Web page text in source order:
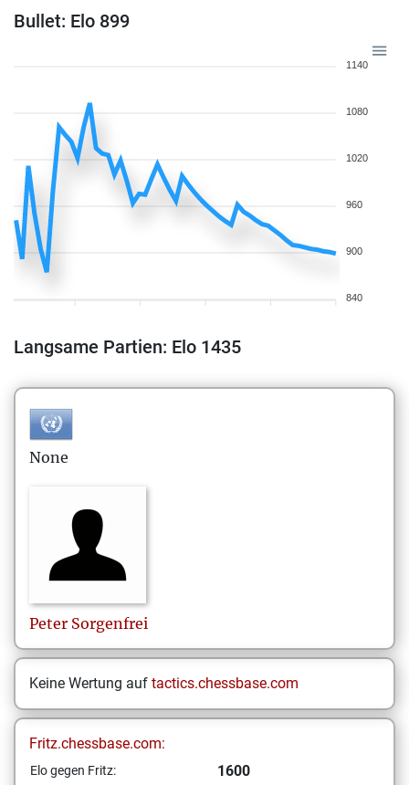
Bullet: Elo 899
1140
1080
1020
960
900
840
Langsame Partien: Elo 1435
None
Peter Sorgenfrei
Keine Wertung auf tactics.chessbase.com
Fritz.chessbase.com:
Elo gegen Fritz: 1600